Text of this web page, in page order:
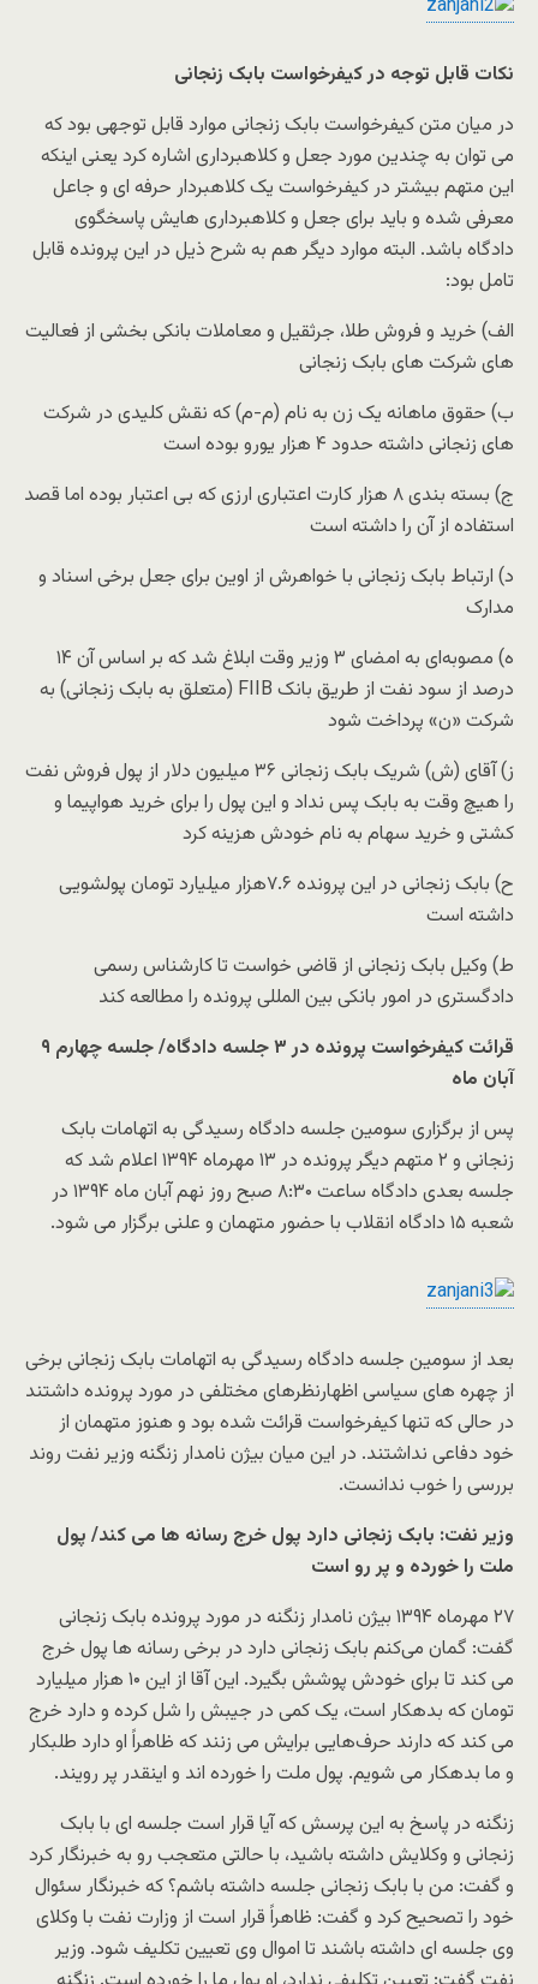
نکات قابل توجه در کیفرخواست بابک زنجانی
در میان متن کیفرخواست بابک زنجانی موارد قابل توجهی بود که
می توان به چندین مورد جعل و کلاهبرداری اشاره کرد یعنی اینکه
این متهم بیشتر در کیفرخواست یک کلاهبردار حرفه ای و جاعل
معرفی شده و باید برای جعل و کلاهبرداری هایش پاسخگوی
دادگاه باشد. البته موارد دیگر هم به شرح ذیل در این پرونده قابل
تامل بود:
الف) خرید و فروش طلا، جرثقیل و معاملات بانکی بخشی از فعالیت
های شرکت های بابک زنجانی
ب) حقوق ماهانه یک زن به نام (م-م) که نقش کلیدی در شرکت
های زنجانی داشته حدود ۴ هزار یورو بوده است
ج) بسته بندی ۸ هزار کارت اعتباری ارزی که بی اعتبار بوده اما قصد
استفاده از آن را داشته است
د) ارتباط بابک زنجانی با خواهرش از اوین برای جعل برخی اسناد و
مدارک
ه) مصوبه‌ای به امضای ۳ وزیر وقت ابلاغ شد که بر اساس آن ۱۴
درصد از سود نفت از طریق بانک FIIB (متعلق به بابک زنجانی) به
شرکت «ن» پرداخت شود
ز) آقای (ش) شریک بابک زنجانی ۳۶ میلیون دلار از پول فروش نفت
را هیچ وقت به بابک پس نداد و این پول را برای خرید هواپیما و
کشتی و خرید سهام به نام خودش هزینه کرد
ح) بابک زنجانی در این پرونده ۷.۶هزار میلیارد تومان پولشویی
داشته است
ط) وکیل بابک زنجانی از قاضی خواست تا کارشناس رسمی
دادگستری در امور بانکی بین المللی پرونده را مطالعه کند
قرائت کیفرخواست پرونده در ۳ جلسه دادگاه/ جلسه چهارم ۹
آبان ماه
پس از برگزاری سومین جلسه دادگاه رسیدگی به اتهامات بابک
زنجانی و ۲ متهم دیگر پرونده در ۱۳ مهرماه ۱۳۹۴ اعلام شد که
جلسه بعدی دادگاه ساعت ۸:۳۰ صبح روز نهم آبان ماه ۱۳۹۴ در
شعبه ۱۵ دادگاه انقلاب با حضور متهمان و علنی برگزار می شود.
بعد از سومین جلسه دادگاه رسیدگی به اتهامات بابک زنجانی برخی
از چهره های سیاسی اظهارنظرهای مختلفی در مورد پرونده داشتند
در حالی که تنها کیفرخواست قرائت شده بود و هنوز متهمان از
خود دفاعی نداشتند. در این میان بیژن نامدار زنگنه وزیر نفت روند
بررسی را خوب ندانست.
وزیر نفت: بابک زنجانی دارد پول خرج رسانه ها می کند/ پول
ملت را خورده و پر رو است
۲۷ مهرماه ۱۳۹۴ بیژن نامدار زنگنه در مورد پرونده بابک زنجانی
گفت: گمان می‌کنم بابک زنجانی دارد در برخی رسانه ها پول خرج
می کند تا برای خودش پوشش بگیرد. این آقا از این ۱۰ هزار میلیارد
تومان که بدهکار است، یک کمی در جیبش را شل کرده و دارد خرج
می کند که دارند حرف‌هایی برایش می زنند که ظاهراً او دارد طلبکار
و ما بدهکار می شویم. پول ملت را خورده اند و اینقدر پر رویند.
زنگنه در پاسخ به این پرسش که آیا قرار است جلسه ای با بابک
زنجانی و وکلایش داشته باشید، با حالتی متعجب رو به خبرنگار کرد
و گفت: من با بابک زنجانی جلسه داشته باشم؟ که خبرنگار سئوال
خود را تصحیح کرد و گفت: ظاهراً قرار است از وزارت نفت با وکلای
وی جلسه ای داشته باشند تا اموال وی تعیین تکلیف شود. وزیر